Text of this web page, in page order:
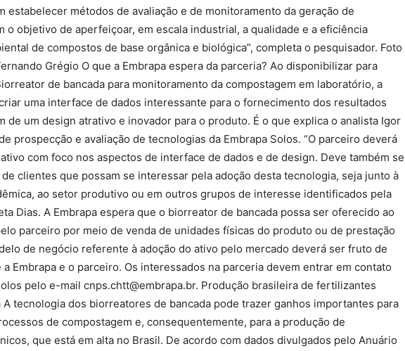
estabelecer métodos de avaliação e de monitoramento da geração de
o objetivo de aperfeiçoar, em escala industrial, a qualidade e a eficiência
de compostos de base orgânica e biológica”, completa o pesquisador. Foto
Grégio O que a Embrapa espera da parceria? Ao disponibilizar para
de bancada para monitoramento da compostagem em laboratório, a
uma interface de dados interessante para o fornecimento dos resultados
de um design atrativo e inovador para o produto. É o que explica o analista Igor
prospecção e avaliação de tecnologias da Embrapa Solos. “O parceiro deverá
com foco nos aspectos de interface de dados e de design. Deve também se
clientes que possam se interessar pela adoção desta tecnologia, seja junto à
ao setor produtivo ou em outros grupos de interesse identificados pela
Dias. A Embrapa espera que o biorreator de bancada possa ser oferecido ao
parceiro por meio de venda de unidades físicas do produto ou de prestação
de negócio referente à adoção do ativo pelo mercado deverá ser fruto de
Embrapa e o parceiro. Os interessados na parceria devem entrar em contato
pelo e-mail cnps.chtt@embrapa.br. Produção brasileira de fertilizantes
A tecnologia dos biorreatores de bancada pode trazer ganhos importantes para
de compostagem e, consequentemente, para a produção de
que está em alta no Brasil. De acordo com dados divulgados pelo Anuário